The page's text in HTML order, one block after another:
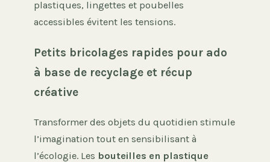
plastiques, lingettes et poubelles
accessibles évitent les tensions.
Petits bricolages rapides pour ado
à base de recyclage et récup
créative
Transformer des objets du quotidien stimule
l’imagination tout en sensibilisant à
l’écologie. Les bouteilles en plastique